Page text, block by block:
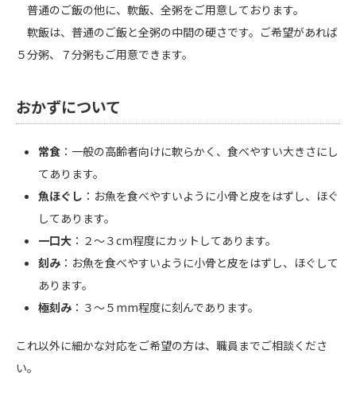
普通のご飯の他に、軟飯、全粥をご用意しております。
軟飯は、普通のご飯と全粥の中間の硬さです。ご希望があれば
５分粥、７分粥もご用意できます。
おかずについて
常食 ：一般の高齢者向けに軟らかく、食べやすい大きさにし
てあります。
魚ほぐし ：お魚を食べやすいように小骨と皮をはずし、ほぐ
してあります。
一口大 ：２～３cm程度にカットしてあります。
刻み ：お魚を食べやすいように小骨と皮をはずし、ほぐして
あります。
極刻み ：３～５mm程度に刻んであります。
これ以外に細かな対応をご希望の方は、職員までご相談くださ
い。